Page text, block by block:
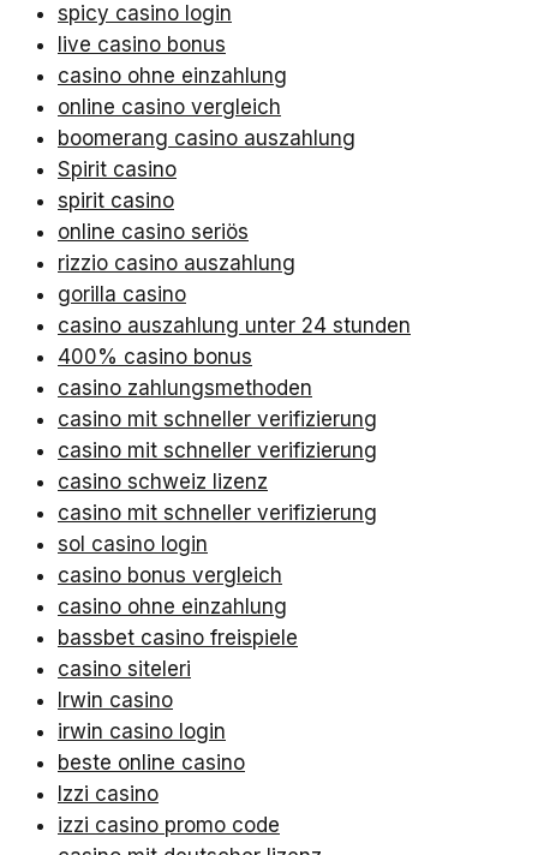
spicy casino login
live casino bonus
casino ohne einzahlung
online casino vergleich
boomerang casino auszahlung
Spirit casino
spirit casino
online casino seriös
rizzio casino auszahlung
gorilla casino
casino auszahlung unter 24 stunden
400% casino bonus
casino zahlungsmethoden
casino mit schneller verifizierung
casino mit schneller verifizierung
casino schweiz lizenz
casino mit schneller verifizierung
sol casino login
casino bonus vergleich
casino ohne einzahlung
bassbet casino freispiele
casino siteleri
Irwin casino
irwin casino login
beste online casino
Izzi casino
izzi casino promo code